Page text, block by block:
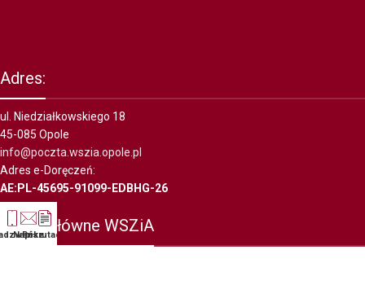
Adres:
ul. Niedziałkowskiego 18
45-085 Opole
info@poczta.wszia.opole.pl
Adres e-Doręczeń:
AE:PL-45695-91099-EDBHG-26
Konto główne WSZiA
Napisz
Rekrutacja